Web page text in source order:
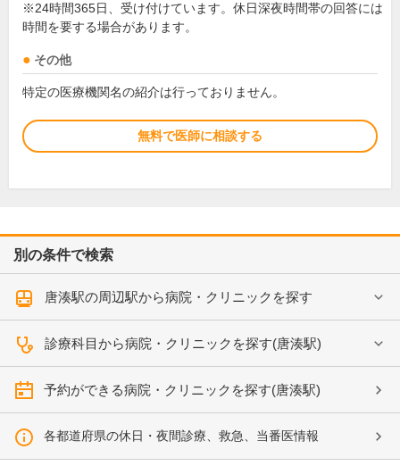
※24時間365日、受け付けています。休日深夜時間帯の回答には
時間を要する場合があります。
その他
特定の医療機関名の紹介は行っておりません。
無料で医師に相談する
別の条件で検索
唐湊駅の周辺駅から病院・クリニックを探す
診療科目から病院・クリニックを探す(唐湊駅)
予約ができる病院・クリニックを探す(唐湊駅)
各都道府県の休日・夜間診療、救急、当番医情報